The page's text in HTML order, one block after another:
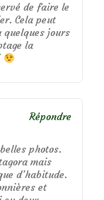
de faire le
Cela peut
quelques jours
la
photos.
mais
d’habitude.
et
Répondre